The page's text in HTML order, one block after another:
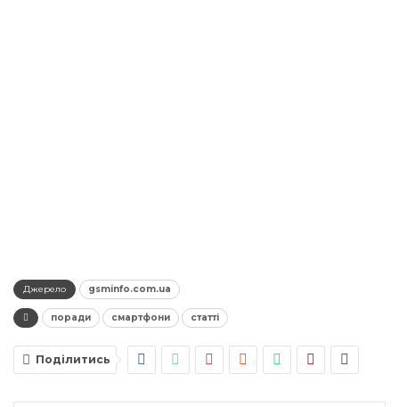
Джерело gsminfo.com.ua
поради смартфони статті
Поділитись